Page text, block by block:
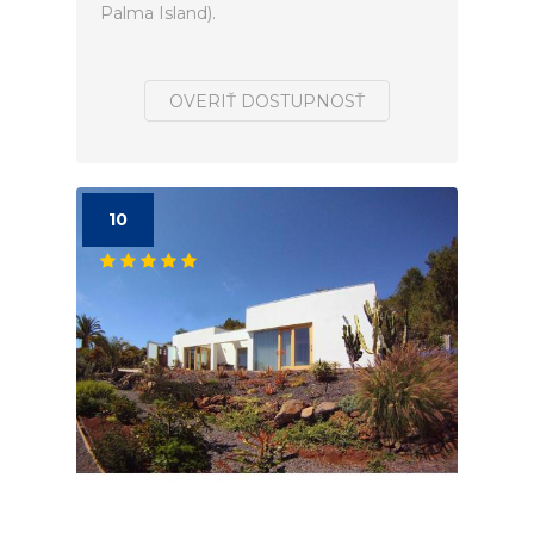
Palma Island).
OVERIŤ DOSTUPNOSŤ
10